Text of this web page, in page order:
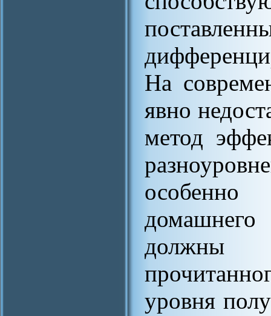
На
явно
метод
особенно
должны
уровня